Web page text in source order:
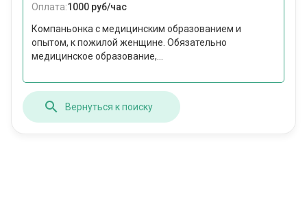
Оплата:1000 руб/час
Компаньонка с медицинским образованием и
опытом, к пожилой женщине. Обязательно
медицинское образование,...
Вернуться к поиску